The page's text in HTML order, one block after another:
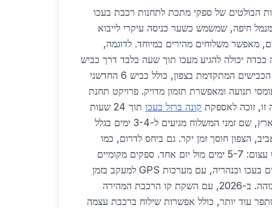
הבולטים של ספקי מתכת לתחנות רכבת בעכו
מנמל חיפה, שמשמש כשער כניסה עיקרי לייבוא
מאפשר משלוחים מהירים במיוחד. לדוגמה,
כבדה יכולה להגיע מעכו תוך שעה בלבד דרך כביש
4 או כביש 85. בנוסף, רשת הכבישים המתקדמת בצפון, כולל כביש 6 החדשני
מפחיתה עומסי תנועה ומאפשרת תזמון מדויק. פרויקט תחנת
זוכה לאספקת קונה ברזל בעכו
תוך 24 שעות
מההזמנה. בהשוואה למרכז הארץ, שם זמני המשלוח מגיעים ל-3-4 ימים בגלל
תל אביב, הצפון חוסך זמן יקר. גם ביחס לדרום, כמו
באילת או באר שבע, ההפרש עצום: 5-7 ימים מול יום אחד. ספקים מקומיים
משתמשים במחסנים מתקדמים בעכו ובנהריה, עם מערכות GPS למעקב בזמן
אמת, מה שמבטיח אמינות גבוהה. ב-2026, עם השקת קו הרכבת המהירה
עוד יותר, כולל אפשרות שילוח ברכבת עצמה